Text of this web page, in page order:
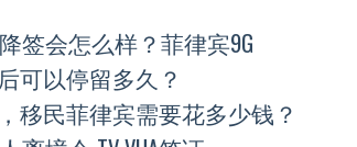
签会怎么样？菲律宾9G
可以停留多久？
移民菲律宾需要花多少钱？